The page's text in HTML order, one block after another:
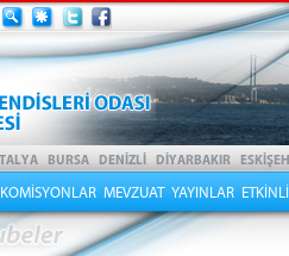
KOMİSYONLAR MEVZUAT YAYINLAR